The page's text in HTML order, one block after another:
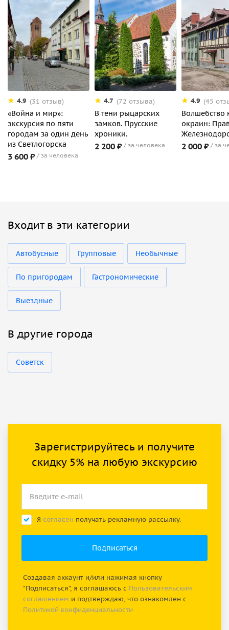
4.9 (31 отзыв)
«‎Война и мир»:
экскурсия по пяти
городам за один день
из Светлогорска
3 600 ₽ за человека
4.7 (72 отзыва)
В тени рыцарских
замков. Прусские
хроники.
2 200 ₽ за человека
4.9 (45
окраин:
2 000 ₽ за
Входит в эти категории
Автобусные Групповые Необычные
По пригородам Гастрономические
Выездные
В другие города
Советск
Зарегистрируйтесь и получите
скидку 5% на любую экскурсию
Я согласен получать рекламную рассылку.
Создавая аккаунт и/или нажимая кнопку
"Подписаться", я соглашаюсь с Пользовательским
соглашением и подтверждаю, что ознакомлен с
Политикой конфиденциальности